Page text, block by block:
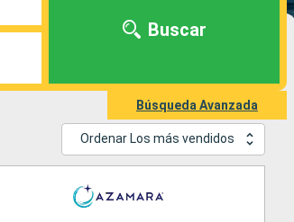
Buscar
Búsqueda Avanzada
Ordenar Los más vendidos